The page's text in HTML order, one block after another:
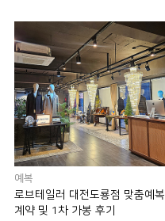
예복
로브테일러 대전도룡점 맞춤예복
계약 및 1차 가봉 후기